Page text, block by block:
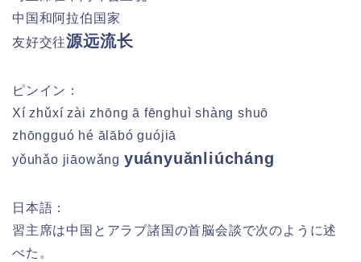
中国和阿拉伯国家
友好交往源远流长
ピンイン：
Xí zhǔxí zài zhōng ā fēnghuì shàng shuō
zhōngguó hé ālābó guójiā
yǒuhǎo jiāowǎng yuányuǎnliúcháng
日本語：
習主席は中国とアラブ諸国の首脳会談で次のように述
べた。